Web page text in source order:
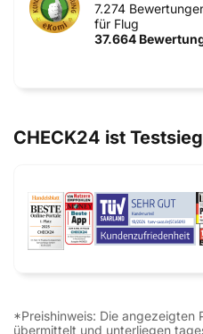
7.274
für Flug
37.664
CHECK24 ist
*Preishinweis: Die angezeigten
übermittelt und unterliegen